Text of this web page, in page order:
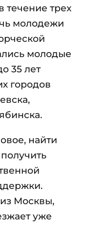
течение трех
молодежи
молодые
35 лет
городов
найти
Москвы,
уже